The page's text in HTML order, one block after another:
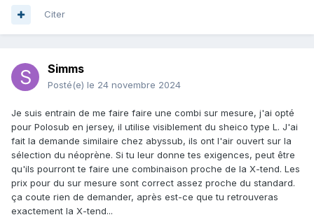
Citer
Simms
Posté(e) le 24 novembre 2024
Je suis entrain de me faire faire une combi sur mesure, j'ai opté
pour Polosub en jersey, il utilise visiblement du sheico type L. J'ai
fait la demande similaire chez abyssub, ils ont l'air ouvert sur la
sélection du néoprène. Si tu leur donne tes exigences, peut être
qu'ils pourront te faire une combinaison proche de la X-tend. Les
prix pour du sur mesure sont correct assez proche du standard.
ça coute rien de demander, après est-ce que tu retrouveras
exactement la X-tend...